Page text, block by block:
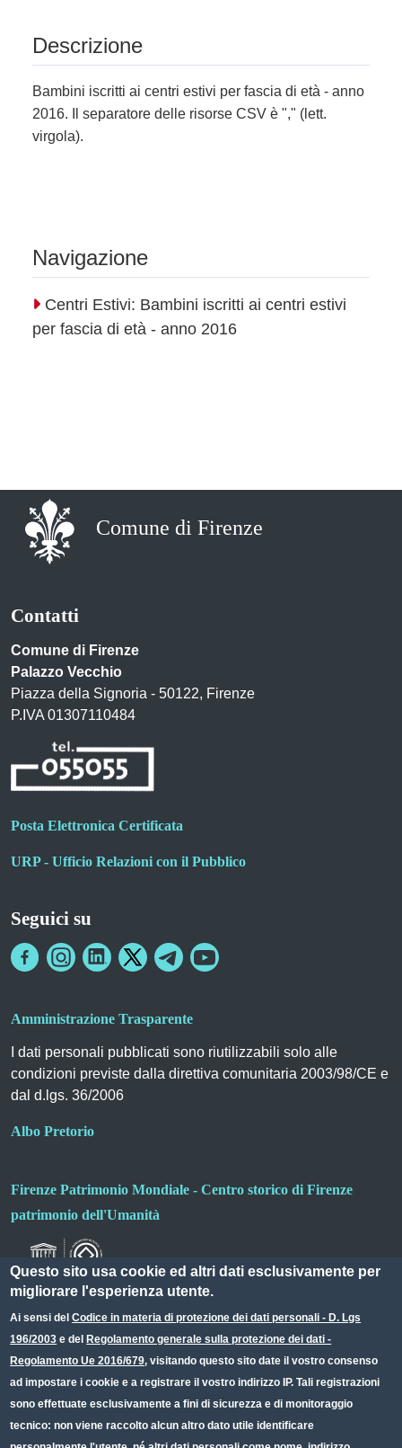
Descrizione
Bambini iscritti ai centri estivi per fascia di età - anno
2016. Il separatore delle risorse CSV è "," (lett.
virgola).
Navigazione
Centri Estivi: Bambini iscritti ai centri estivi
per fascia di età - anno 2016
Comune di Firenze
Contatti
Comune di Firenze
Palazzo Vecchio
Piazza della Signoria - 50122, Firenze
P.IVA 01307110484
Posta Elettronica Certificata
URP - Ufficio Relazioni con il Pubblico
Seguici su
Amministrazione Trasparente
I dati personali pubblicati sono riutilizzabili solo alle
condizioni previste dalla direttiva comunitaria 2003/98/CE e
dal d.lgs. 36/2006
Albo Pretorio
Firenze Patrimonio Mondiale - Centro storico di Firenze
patrimonio dell'Umanità
Small prints
Useful links section
Redazione web
Privacy
Questo sito usa cookie ed altri dati esclusivamente per
migliorare l'esperienza utente.
Ai sensi delCodice in materia di protezione dei dati personali - D. Lgs
196/2003 e del Regolamento generale sulla protezione dei dati -
Regolamento Ue 2016/679, visitando questo sito date il vostro consenso
ad impostare i cookie e a registrare il vostro indirizzo IP. Tali registrazioni
sono effettuate esclusivamente a fini di sicurezza e di monitoraggio
tecnico: non viene raccolto alcun altro dato utile identificare